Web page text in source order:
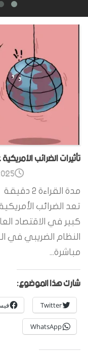
تأثيرات الضرائب
مدة القراءة 2 دقيقة
تعد الضرائب
كبير في الاقتصاد
النظام الضريبي في
مباشرة...
شارك هذا الموضوع:
Twitter
WhatsApp